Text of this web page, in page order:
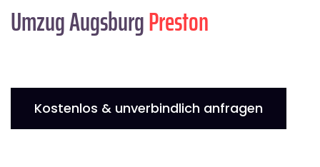
Umzug AugsburgPreston
Kostenlos & unverbindlich anfragen